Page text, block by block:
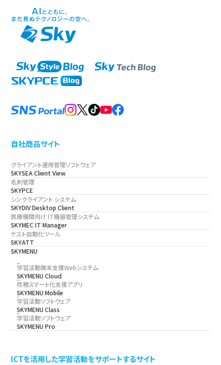
自社商品サイト
クライアント運用管理ソフトウェア
SKYSEA Client View
名刺管理
SKYPCE
シンクライアント システム
SKYDIV Desktop Client
医療機関向け IT機器管理システム
SKYMEC IT Manager
テスト自動化ツール
SKYATT
SKYMENU
学習活動端末支援Webシステム
SKYMENU Cloud
校務スマート化支援アプリ
SKYMENU Mobile
学習活動ソフトウェア
SKYMENU Class
学習活動ソフトウェア
SKYMENU Pro
ICTを活用した学習活動をサポートするサイト